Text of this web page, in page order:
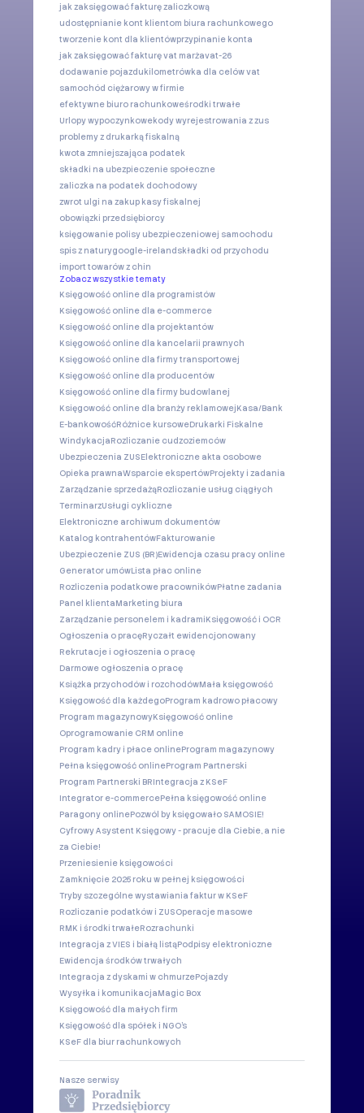
jak zaksięgować fakturę zaliczkową
udostępnianie kont klientom biura rachunkowego
tworzenie kont dla klientówprzypinanie konta
jak zaksięgować fakturę vat marżavat-26
dodawanie pojazdukilometrówka dla celów vat
samochód ciężarowy w firmie
efektywne biuro rachunkoweśrodki trwałe
Urlopy wypoczynkowekody wyrejestrowania z zus
problemy z drukarką fiskalną
kwota zmniejszająca podatek
składki na ubezpieczenie społeczne
zaliczka na podatek dochodowy
zwrot ulgi na zakup kasy fiskalnej
obowiązki przedsiębiorcy
księgowanie polisy ubezpieczeniowej samochodu
spis z naturygoogle-irelandskładki od przychodu
import towarów z chin
Zobacz wszystkie tematy
Księgowość online dla programistów
Księgowość online dla e-commerce
Księgowość online dla projektantów
Księgowość online dla kancelarii prawnych
Księgowość online dla firmy transportowej
Księgowość online dla producentów
Księgowość online dla firmy budowlanej
Księgowość online dla branży reklamowejKasa/Bank
E-bankowośćRóżnice kursoweDrukarki Fiskalne
WindykacjaRozliczanie cudzoziemców
Ubezpieczenia ZUSElektroniczne akta osobowe
Opieka prawnaWsparcie ekspertówProjekty i zadania
Zarządzanie sprzedażąRozliczanie usług ciągłych
TerminarzUsługi cykliczne
Elektroniczne archiwum dokumentów
Katalog kontrahentówFakturowanie
Ubezpieczenie ZUS (BR)Ewidencja czasu pracy online
Generator umówLista płac online
Rozliczenia podatkowe pracownikówPłatne zadania
Panel klientaMarketing biura
Zarządzanie personelem i kadramiKsięgowość i OCR
Ogłoszenia o pracęRyczałt ewidencjonowany
Rekrutacje i ogłoszenia o pracę
Darmowe ogłoszenia o pracę
Książka przychodów i rozchodówMała księgowość
Księgowość dla każdegoProgram kadrowo płacowy
Program magazynowyKsięgowość online
Oprogramowanie CRM online
Program kadry i płace onlineProgram magazynowy
Pełna księgowość onlineProgram Partnerski
Program Partnerski BRIntegracja z KSeF
Integrator e-commercePełna księgowość online
Paragony onlinePozwól by księgowało SAMOSIE!
Cyfrowy Asystent Księgowy - pracuje dla Ciebie, a nie
za Ciebie!
Przeniesienie księgowości
Zamknięcie 2025 roku w pełnej księgowości
Tryby szczególne wystawiania faktur w KSeF
Rozliczanie podatków i ZUSOperacje masowe
RMK i środki trwałeRozrachunki
Integracja z VIES i białą listąPodpisy elektroniczne
Ewidencja środków trwałych
Integracja z dyskami w chmurzePojazdy
Wysyłka i komunikacjaMagic Box
Księgowość dla małych firm
Księgowość dla spółek i NGO's
KSeF dla biur rachunkowych
Nasze serwisy